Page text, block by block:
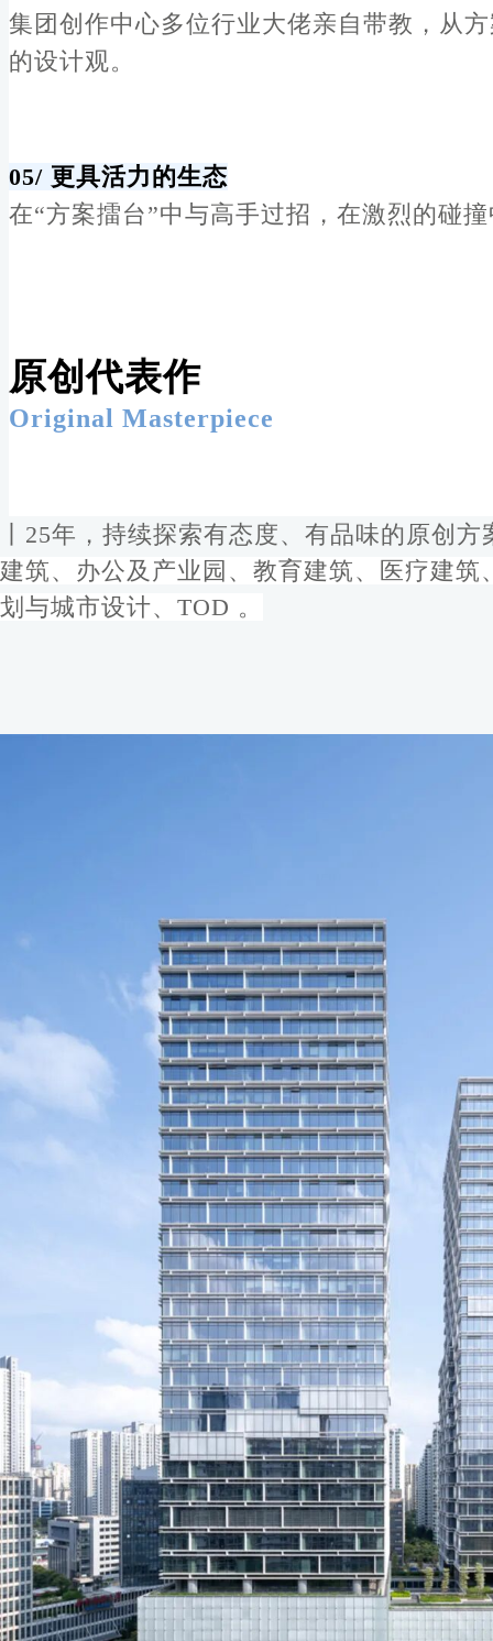
集团创作中心多位行业大佬亲自带教，从
的设计观。
05/ 更具活力的生态
在“方案擂台”中与高手过招，在激烈的碰
原创代表作
Original Masterpiece
丨25年，持续探索有态度、有品味的原创方
建筑、办公及产业园、教育建筑、医疗建
划与城市设计、TOD 。